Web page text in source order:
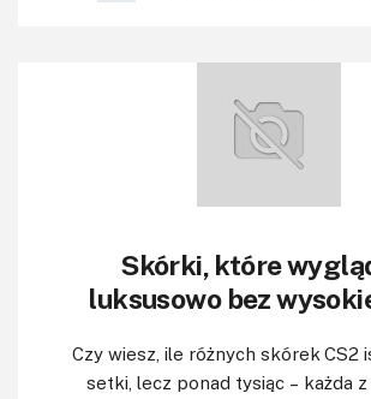
Skórki, które
luksusowo bez
Czy wiesz, ile różnych skórek CS2
setki, lecz ponad tysiąc – każda z